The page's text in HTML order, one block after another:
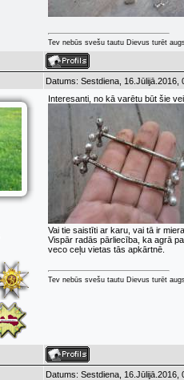
Tev nebūs svešu tautu Dievus turēt
Datums: Sestdiena,
Interesanti, no kā varētu būt šie
Vai tie saistīti ar karu, vai tā ir
Vispār radās pārliecība, ka agrā
veco ceļu vietas tās apkārtnē.
Tev nebūs svešu tautu Dievus turēt
Datums: Sestdiena,